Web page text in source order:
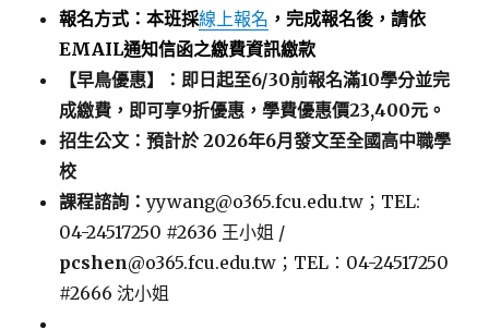
報名方式：本班採線上報名 ，完成報名後，請依
EMAIL通知信函之繳費資訊繳款
【早鳥優惠】：即日起至6/30前報名滿10學分並完
成繳費，即可享9折優惠，學費優惠價23,400元。
招生公文：預計於 2026年6月發文至全國高中職學
校
課程諮詢：yywang@o365.fcu.edu.tw；TEL:
04-24517250 #2636 王小姐 /
pcshen@o365.fcu.edu.tw；TEL：04-24517250
#2666 沈小姐